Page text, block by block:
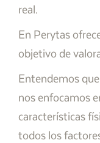
real.
En Perytas
objetivo de
Entendemos
nos enfocamos
características
todos los